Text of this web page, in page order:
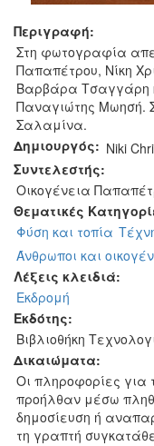
Περιγραφή:
Στη φωτογραφία
Παπαπέτρου, Νίκη
Βαρβάρα Τσαγγάρη
Παναγιώτης Μωησή.
Σαλαμίνα.
Δημιουργός: Niki
Συντελεστής:
Οικογένεια
Θεματικές
Φύση και τοπία
Άνθρωποι και
Λέξεις κλειδιά:
Εκδρομή
Εκδότης:
Βιβλιοθήκη
Δικαιώματα:
Οι πληροφορίες για
προήλθαν μέσω
δημοσίευση ή
τη γραπτή